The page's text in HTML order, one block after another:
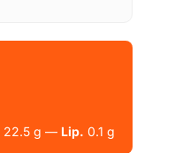
22.5 g — Lip. 0.1 g